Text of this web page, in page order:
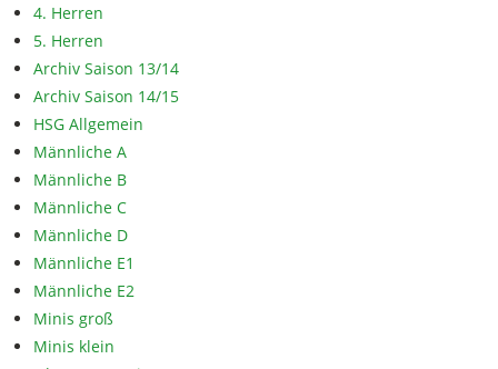
4. Herren
5. Herren
Archiv Saison 13/14
Archiv Saison 14/15
HSG Allgemein
Männliche A
Männliche B
Männliche C
Männliche D
Männliche E1
Männliche E2
Minis groß
Minis klein